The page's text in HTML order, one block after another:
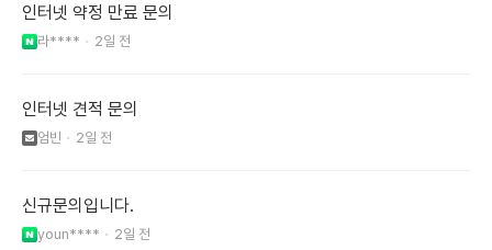
인터넷 약정 만료 문의
라**** 2일 전
인터넷 견적 문의
엄빈 2일 전
신규문의입니다.
youn**** 2일 전